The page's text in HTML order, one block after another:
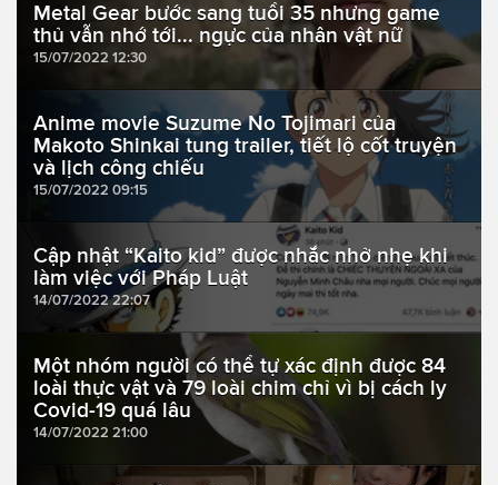
Metal Gear bước sang tuổi 35 nhưng game
thủ vẫn nhớ tới... ngực của nhân vật nữ
15/07/2022 12:30
Anime movie Suzume No Tojimari của
Makoto Shinkai tung trailer, tiết lộ cốt truyện
và lịch công chiếu
15/07/2022 09:15
Cập nhật “Kaito kid” được nhắc nhở nhẹ khi
làm việc với Pháp Luật
14/07/2022 22:07
Một nhóm người có thể tự xác định được 84
loài thực vật và 79 loài chim chỉ vì bị cách ly
Covid-19 quá lâu
14/07/2022 21:00